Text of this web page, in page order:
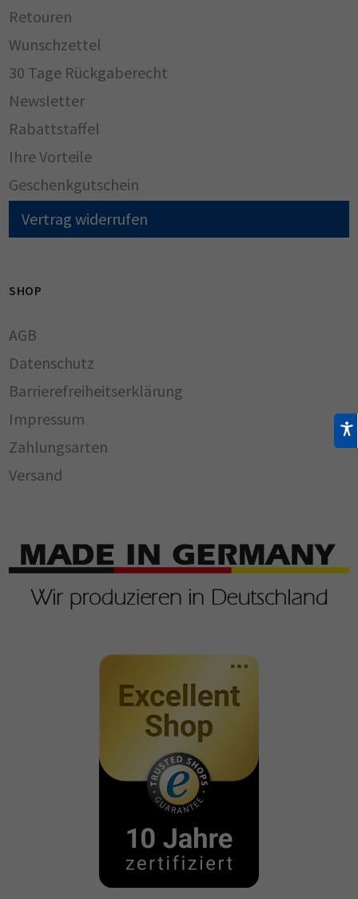
Retouren
Wunschzettel
30 Tage Rückgaberecht
Newsletter
Rabattstaffel
Ihre Vorteile
Geschenkgutschein
Vertrag widerrufen
SHOP
AGB
Datenschutz
Barrierefreiheitserklärung
Impressum
Zahlungsarten
Versand